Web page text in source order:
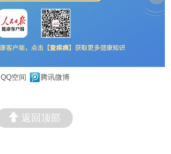
QQ空间 腾讯微博
返回顶部